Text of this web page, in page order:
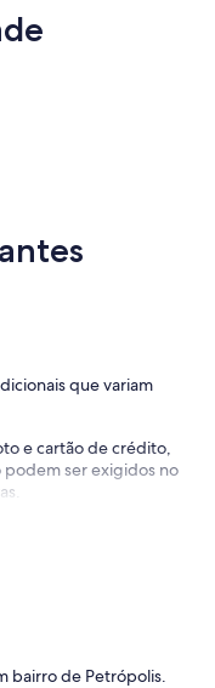
que variam
e cartão de crédito,
ser exigidos no
bairro de Petrópolis.